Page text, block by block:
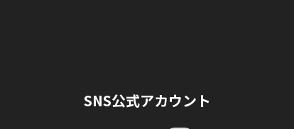
SNS公式アカウント